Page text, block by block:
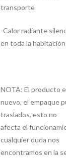
transporte
-Calor radiante
en toda la habitación
NOTA: El producto
nuevo, el empaque
traslados, esto no
afecta el
cualquier duda nos
encontramos en la